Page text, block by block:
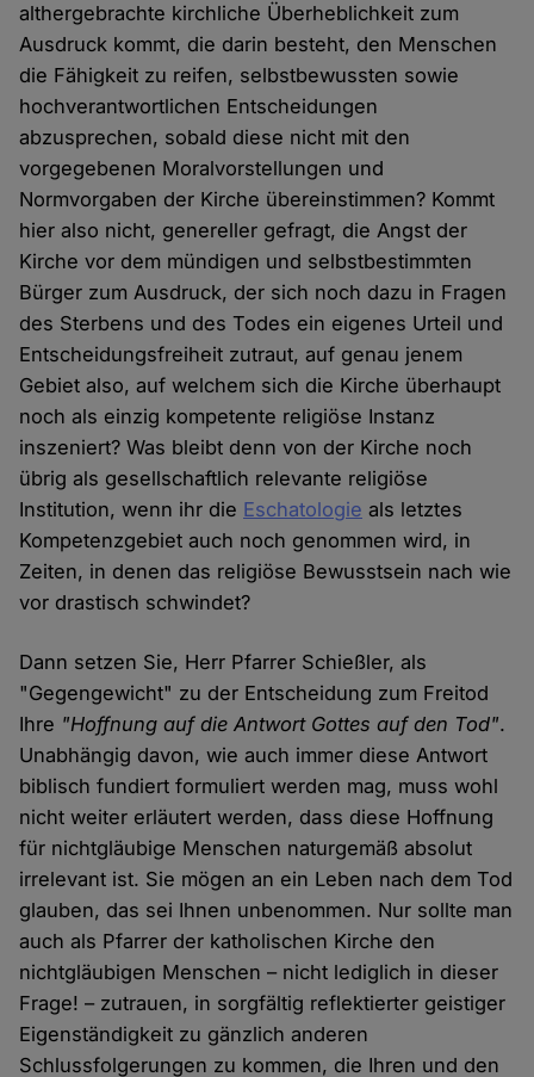
althergebrachte kirchliche Überheblichkeit zum
Ausdruck kommt, die darin besteht, den Menschen
die Fähigkeit zu reifen, selbstbewussten sowie
hochverantwortlichen Entscheidungen
abzusprechen, sobald diese nicht mit den
vorgegebenen Moralvorstellungen und
Normvorgaben der Kirche übereinstimmen? Kommt
hier also nicht, genereller gefragt, die Angst der
Kirche vor dem mündigen und selbstbestimmten
Bürger zum Ausdruck, der sich noch dazu in Fragen
des Sterbens und des Todes ein eigenes Urteil und
Entscheidungsfreiheit zutraut, auf genau jenem
Gebiet also, auf welchem sich die Kirche überhaupt
noch als einzig kompetente religiöse Instanz
inszeniert? Was bleibt denn von der Kirche noch
übrig als gesellschaftlich relevante religiöse
Institution, wenn ihr die Eschatologie als letztes
Kompetenzgebiet auch noch genommen wird, in
Zeiten, in denen das religiöse Bewusstsein nach wie
vor drastisch schwindet?
Dann setzen Sie, Herr Pfarrer Schießler, als
"Gegengewicht" zu der Entscheidung zum Freitod
Ihre "Hoffnung auf die Antwort Gottes auf den Tod".
Unabhängig davon, wie auch immer diese Antwort
biblisch fundiert formuliert werden mag, muss wohl
nicht weiter erläutert werden, dass diese Hoffnung
für nichtgläubige Menschen naturgemäß absolut
irrelevant ist. Sie mögen an ein Leben nach dem Tod
glauben, das sei Ihnen unbenommen. Nur sollte man
auch als Pfarrer der katholischen Kirche den
nichtgläubigen Menschen – nicht lediglich in dieser
Frage! – zutrauen, in sorgfältig reflektierter geistiger
Eigenständigkeit zu gänzlich anderen
Schlussfolgerungen zu kommen, die Ihren und den